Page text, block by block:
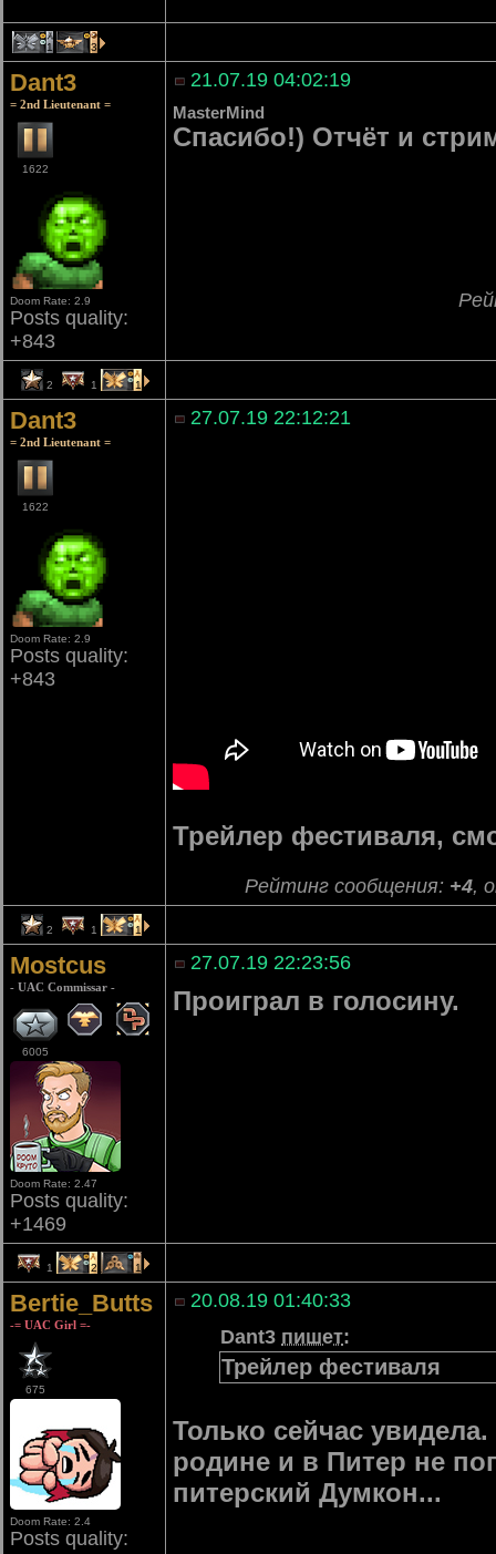
1 3
Dant3
= 2nd Lieutenant =
1622
Doom Rate: 2.9
Posts quality:
+843
21.07.19 04:02:19
MasterMind
Спасибо!) Отчёт и
2 1 1
Dant3
= 2nd Lieutenant =
1622
Doom Rate: 2.9
Posts quality:
+843
27.07.19 22:12:21
Трейлер фестиваля,
Рейтинг сообщения: +4,
2 1 1
Mostcus
- UAC Commissar -
6005
Doom Rate: 2.47
Posts quality:
+1469
27.07.19 22:23:56
Проиграл в голосину.
1 2 1
Bertie_Butts
-= UAC Girl =-
675
Doom Rate: 2.4
Posts quality:
20.08.19 01:40:33
Dant3 пишет:
Трейлер фестиваля
Только сейчас
родине и в Питер не
питерский Думкон...